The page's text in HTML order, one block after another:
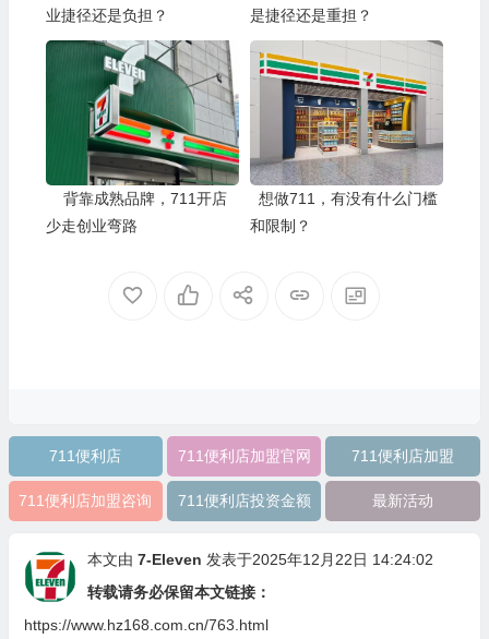
业捷径还是负担？
是捷径还是重担？
背靠成熟品牌，711开店
少走创业弯路
想做711，有没有什么门槛
和限制？
711便利店 711便利店加盟官网 711便利店加盟
711便利店加盟咨询 711便利店投资金额 最新活动
本文由 7-Eleven 发表于2025年12月22日 14:24:02
转载请务必保留本文链接：
https://www.hz168.com.cn/763.html